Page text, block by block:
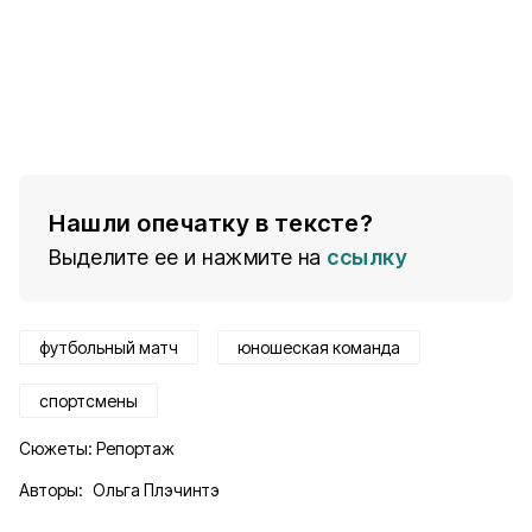
Нашли опечатку в тексте?
Выделите ее и нажмите на ссылку
футбольный матч юношеская команда
спортсмены
Сюжеты: Репортаж
Авторы: Ольга Плэчинтэ